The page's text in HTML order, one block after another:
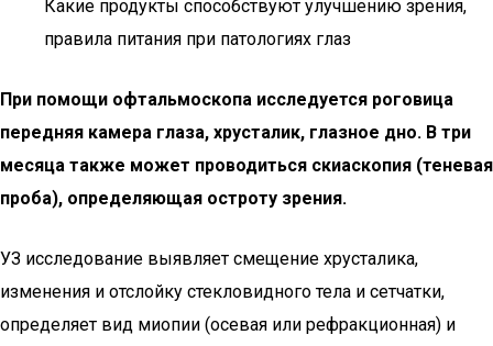
Какие продукты способствуют улучшению зрения,
правила питания при патологиях глаз
При помощи офтальмоскопа исследуется роговица
передняя камера глаза, хрусталик, глазное дно. В три
месяца также может проводиться скиаскопия (теневая
проба), определяющая остроту зрения.
УЗ исследование выявляет смещение хрусталика,
изменения и отслойку стекловидного тела и сетчатки,
определяет вид миопии (осевая или рефракционная) и